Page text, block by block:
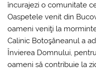
încurajezi o comunitate
Oaspetele venit din
oameni veniţi la
Calinic Botoşăneanul a
Învierea Domnului,
oameni să contribuie la